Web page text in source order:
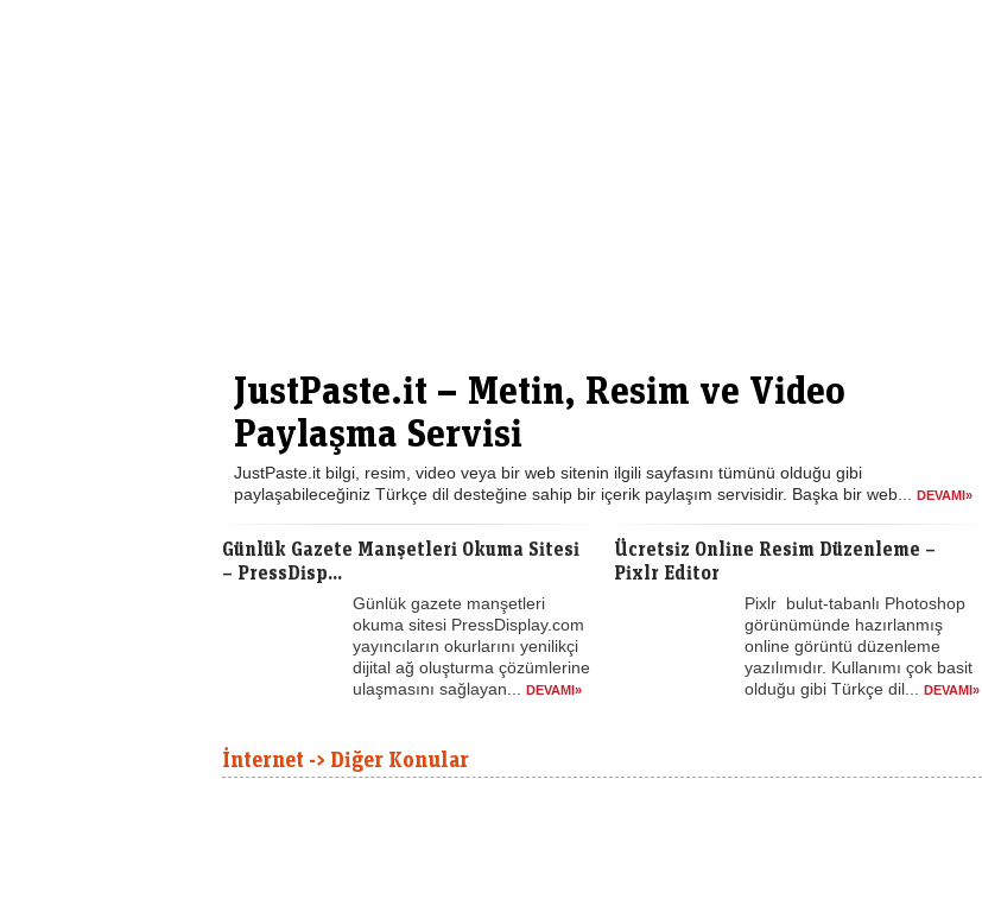
JustPaste.it – Metin, Resim ve Video
Paylaşma Servisi
JustPaste.it bilgi, resim, video veya bir web sitenin ilgili sayfasını tümünü olduğu gibi
paylaşabileceğiniz Türkçe dil desteğine sahip bir içerik paylaşım servisidir. Başka bir web...
DEVAMI»
Günlük Gazete Manşetleri Okuma Sitesi
– PressDisp...
Günlük gazete manşetleri
okuma sitesi PressDisplay.com
yayıncıların okurlarını yenilikçi
dijital ağ oluşturma çözümlerine
ulaşmasını sağlayan...
DEVAMI»
Ücretsiz Online Resim Düzenleme –
Pixlr Editor
Pixlr bulut-tabanlı Photoshop
görünümünde hazırlanmış
online görüntü düzenleme
yazılımıdır. Kullanımı çok basit
olduğu gibi Türkçe dil...
DEVAMI»
İnternet -> Diğer Konular